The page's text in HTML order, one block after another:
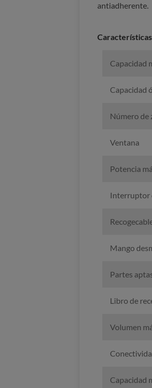
antiadherente.
Características
Capacidad
Capacidad
Número de
Ventana
Potencia
Interruptor
Mango
Partes
Libro de
Volumen
Capacidad